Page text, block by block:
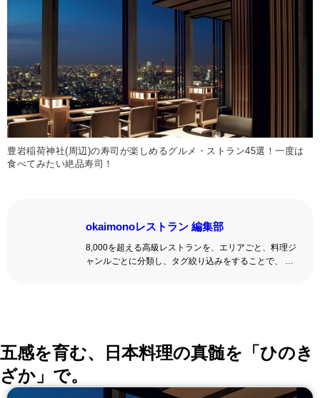
豊岩稲荷神社(周辺)の寿司が楽しめるグルメ・ストラン45選！一度は
食べてみたい絶品寿司！
okaimonoレストラン 編集部
8,000を超える高級レストランを、エリアごと、料理ジ
ャンルごとに分類し、タグ絞り込みをすることで、 い
五感を育む、日本料理の真髄を「ひのき
ざか」で。